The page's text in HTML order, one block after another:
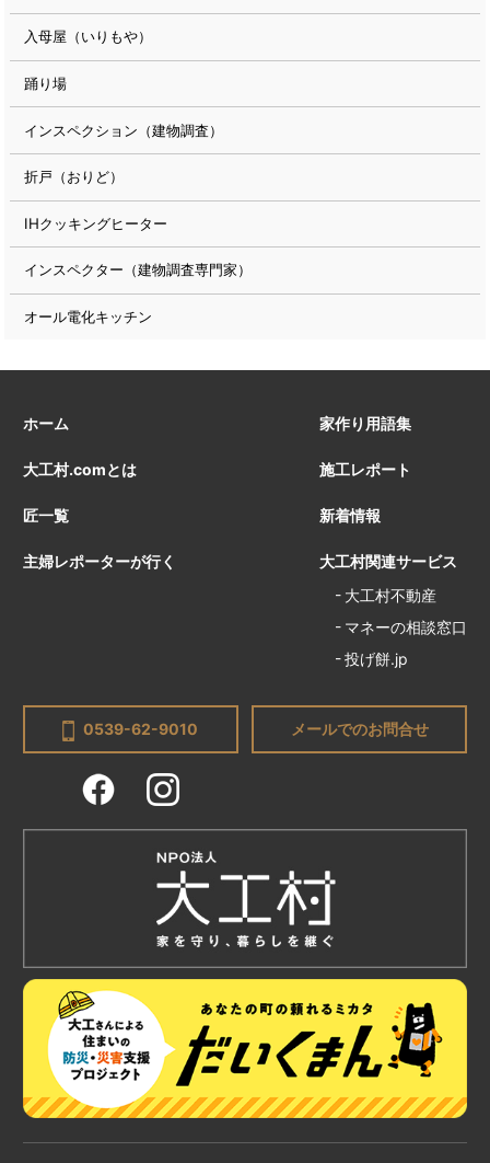
入母屋（いりもや）
踊り場
インスペクション（建物調査）
折戸（おりど）
IHクッキングヒーター
インスペクター（建物調査専門家）
オール電化キッチン
ホーム
大工村.comとは
匠一覧
主婦レポーターが行く
家作り用語集
施工レポート
新着情報
大工村関連サービス
大工村不動産
マネーの相談窓口
投げ餅.jp
0539-62-9010 メールでのお問合せ